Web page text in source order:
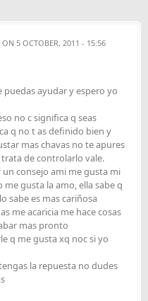
ON 5 OCTOBER, 2011 - 15:56
puedas ayudar y espero yo
no c significa q seas
q no t as definido bien y
mas chavas no te apures
de controlarlo vale.
consejo ami me gusta mi
gusta la amo, ella sabe q
sabe es mas cariñosa
me acaricia me hace cosas
mas pronto
q me gusta xq noc si yo
la repuesta no dudes